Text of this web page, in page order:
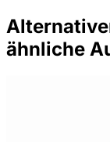
ähnliche